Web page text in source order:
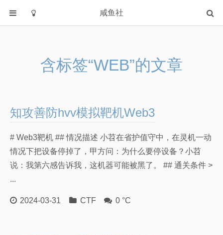
咸鱼社
教程类
字体
HTML源码
信息学奥林匹克
我的世界
NovelAI
含标签“WEB”的文章
知攻善防hvv模拟靶机Web3
# Web3靶机 ## 情况描述 小苕在省护值守中，在灵机一动
情况下把设备停掉了，甲方问：为什么要停设备？小苕
说：我第六感告诉我，这机器可能被黑了。 ## 通关条件 >
...
2024-03-31 CTF 0 °C